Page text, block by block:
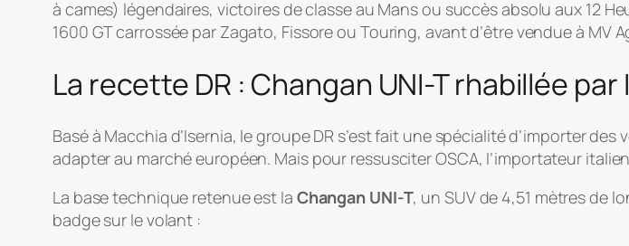
à cames) légendaires, victoires de classe au Mans ou succès absolu aux 12
1600 GT carrossée par Zagato, Fissore ou Touring, avant d’être vendue à MV
La recette DR : Changan UNI-T rhabillée
Basé à Macchia d’Isernia, le groupe DR s’est fait une spécialité d’importer
adapter au marché européen. Mais pour ressusciter OSCA, l’importateur
La base technique retenue est la Changan UNI-T, un SUV de 4,51 mètres de
badge sur le volant :